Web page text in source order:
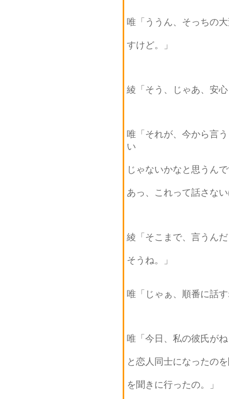
唯「ううん、そっちの
すけど。」
綾「そう、じゃあ、安
唯「それが、今から言
い
じゃないかなと思うん
あっ、これって話さな
綾「そこまで、言うん
そうね。」
唯「じゃぁ、順番に話
唯「今日、私の彼氏が
と恋人同士になったの
を聞きに行ったの。」